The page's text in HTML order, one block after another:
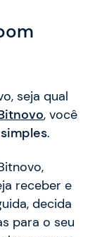
seja qual
, você
.
receber e
decida
para o seu